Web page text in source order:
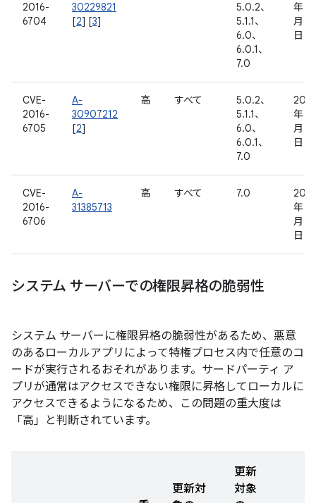
2016-
6704
30229821
[2] [3]
5.0.2、
5.1.1、
6.0、
6.0.1、
7.0
年 7
月 19
日
CVE-
2016-
6705
A-
30907212
[2]
高 すべて
5.0.2、
5.1.1、
6.0、
6.0.1、
7.0
2016
年 8
月 16
日
CVE-
2016-
6706
A-
31385713
高 すべて 7.0
2016
年 9
月 8
日
システム サーバーでの権限昇格の脆弱性
システム サーバーに権限昇格の脆弱性があるため、悪意
のあるローカルアプリによって特権プロセス内で任意のコ
ードが実行されるおそれがあります。サードパーティ ア
プリが通常はアクセスできない権限に昇格してローカルに
アクセスできるようになるため、この問題の重大度は
「高」と判断されています。
更新対
更新
対象